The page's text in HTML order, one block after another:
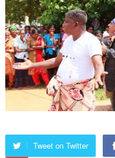
Tweet on Twitter